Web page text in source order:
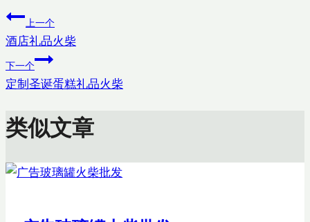
上一个
酒店礼品火柴
下一个
定制圣诞蛋糕礼品火柴
类似文章